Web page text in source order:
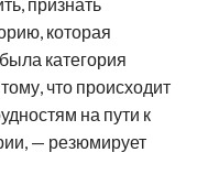
которая
категория
что происходит
на пути к
— резюмирует